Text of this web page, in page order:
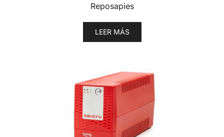
Reposapies
LEER MÁS